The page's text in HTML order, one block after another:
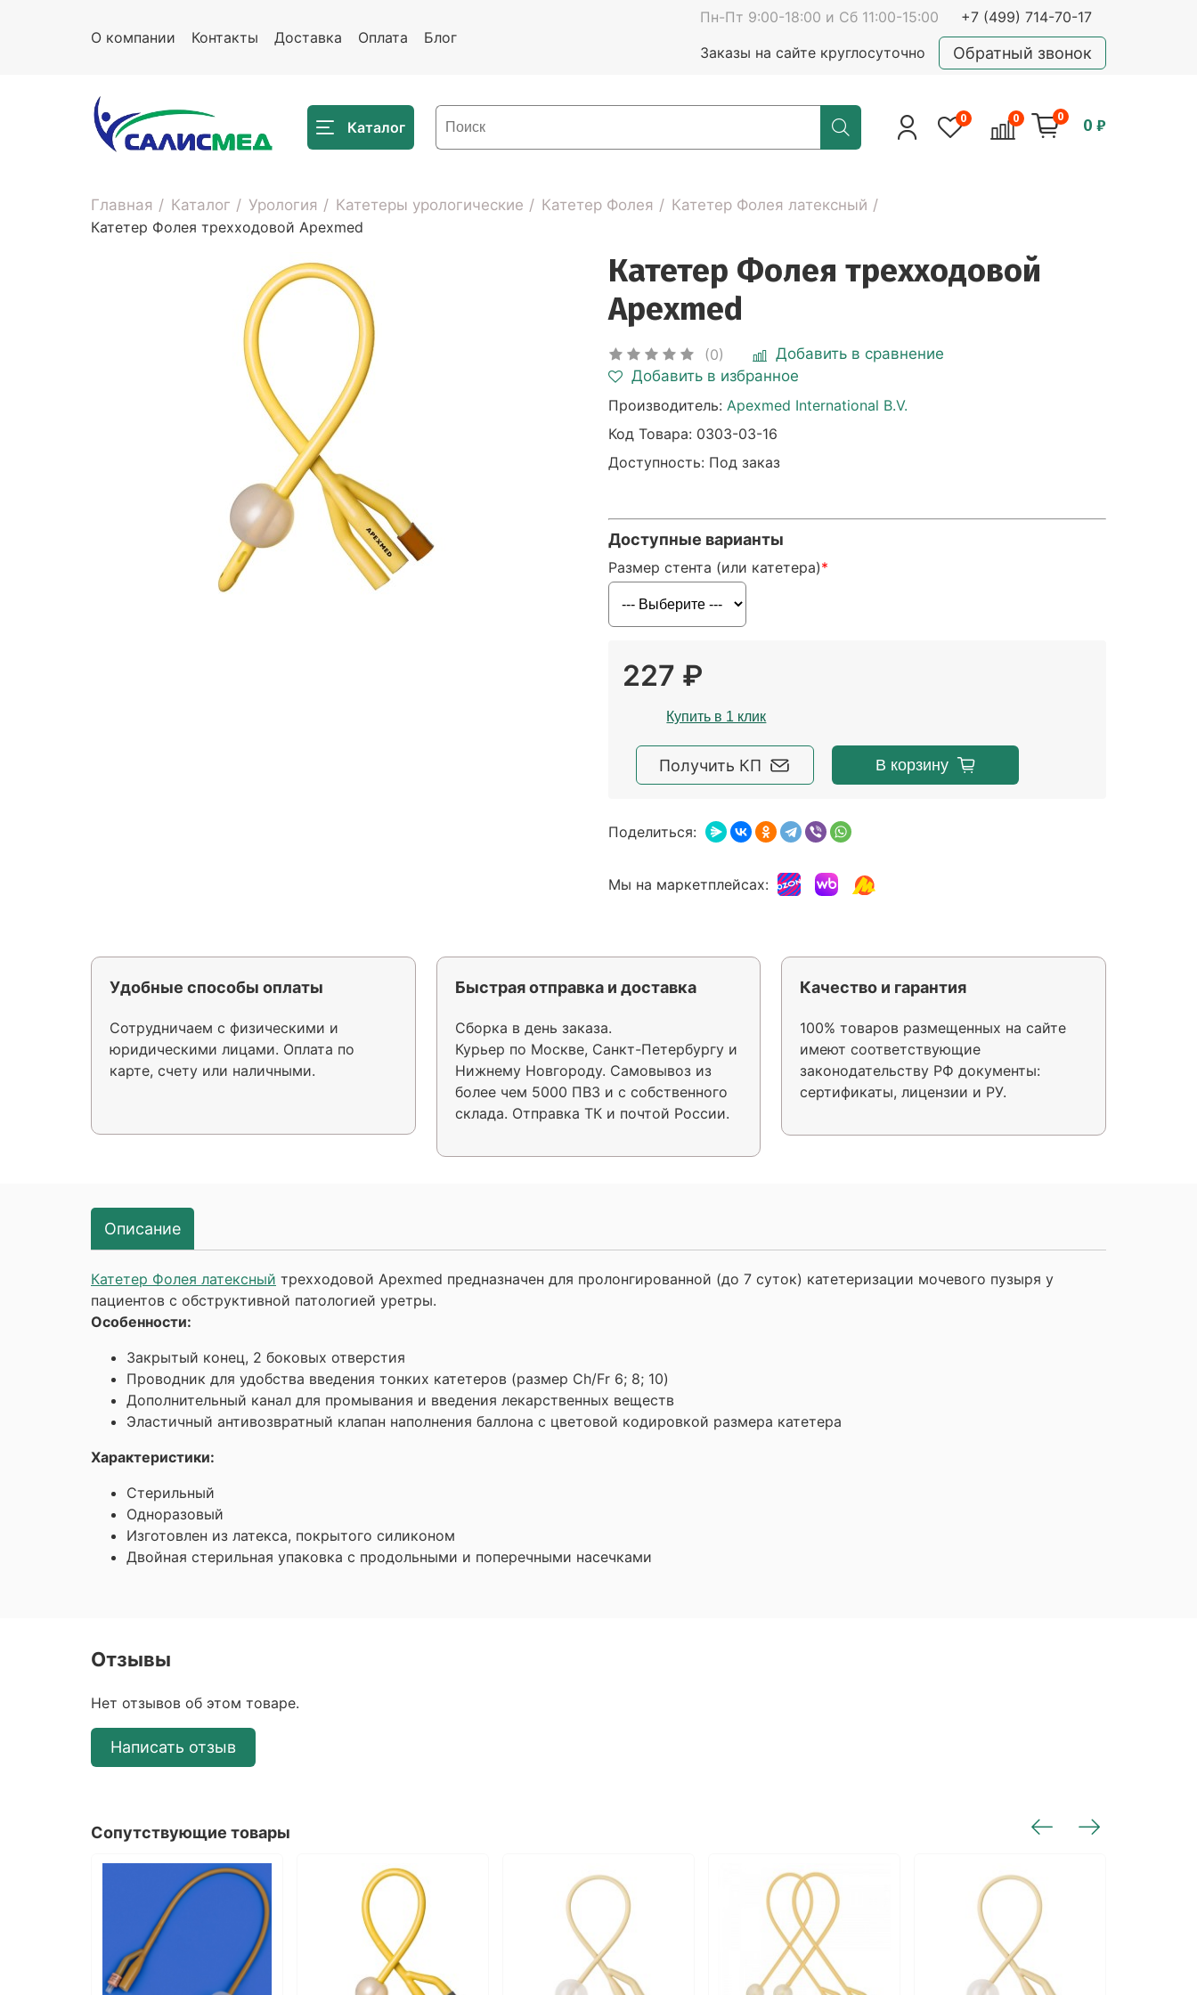
О компании Контакты Доставка Оплата Блог
Пн-Пт 9:00-18:00 и Сб 11:00-15:00 +7 (499) 714-70-17
Заказы на сайте круглосуточно Обратный звонок
Каталог 0 0 0 0 ₽
Главная Каталог Урология Катетеры урологические Катетер Фолея
Катетер Фолея латексный
Катетер Фолея трехходовой Apexmed
Катетер Фолея трехходовой
Apexmed
(0)
Добавить в сравнение
Добавить в избранное
Производитель:Apexmed International B.V.
Код Товара: 0303-03-16
Доступность: Под заказ
Доступные варианты
Размер стента (или катетера)
227 ₽
Купить в 1 клик
Получить КП В корзину
Поделиться:
Мы на маркетплейсах:
Удобные способы оплаты
Сотрудничаем с физическими и
юридическими лицами. Оплата по
карте, счету или наличными.
Быстрая отправка и доставка
Сборка в день заказа.
Курьер по Москве, Санкт-Петербургу и
Нижнему Новгороду. Самовывоз из
более чем 5000 ПВЗ и с собственного
склада. Отправка ТК и почтой России.
Качество и гарантия
100% товаров размещенных на сайте
имеют соответствующие
законодательству РФ документы:
сертификаты, лицензии и РУ.
Описание
Катетер Фолея латексный трехходовой Apexmed предназначен для пролонгированной (до 7 суток) катетеризации мочевого пузыря у
пациентов с обструктивной патологией уретры.
Особенности:
Закрытый конец, 2 боковых отверстия
Проводник для удобства введения тонких катетеров (размер Ch/Fr 6; 8; 10)
Дополнительный канал для промывания и введения лекарственных веществ
Эластичный антивозвратный клапан наполнения баллона с цветовой кодировкой размера катетера
Характеристики:
Стерильный
Одноразовый
Изготовлен из латекса, покрытого силиконом
Двойная стерильная упаковка с продольными и поперечными насечками
Отзывы
Нет отзывов об этом товаре.
Написать отзыв
Сопутствующие товары